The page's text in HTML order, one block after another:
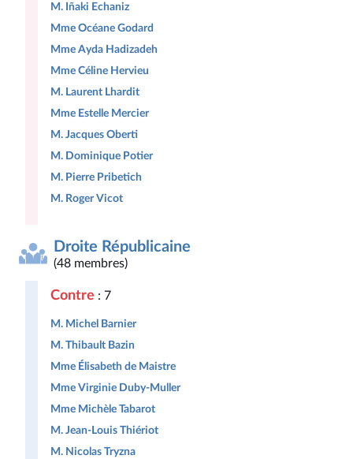
M. Iñaki Echaniz
Mme Océane Godard
Mme Ayda Hadizadeh
Mme Céline Hervieu
M. Laurent Lhardit
Mme Estelle Mercier
M. Jacques Oberti
M. Dominique Potier
M. Pierre Pribetich
M. Roger Vicot
Droite Républicaine
(48 membres)
Contre : 7
M. Michel Barnier
M. Thibault Bazin
Mme Élisabeth de Maistre
Mme Virginie Duby-Muller
Mme Michèle Tabarot
M. Jean-Louis Thiériot
M. Nicolas Tryzna